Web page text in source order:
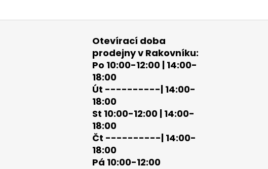
Otevírací doba
prodejny v Rakovníku:
Po 10:00-12:00 | 14:00-
18:00
Út ----------| 14:00-
18:00
St 10:00-12:00 | 14:00-
18:00
Čt ----------| 14:00-
18:00
Pá 10:00-12:00